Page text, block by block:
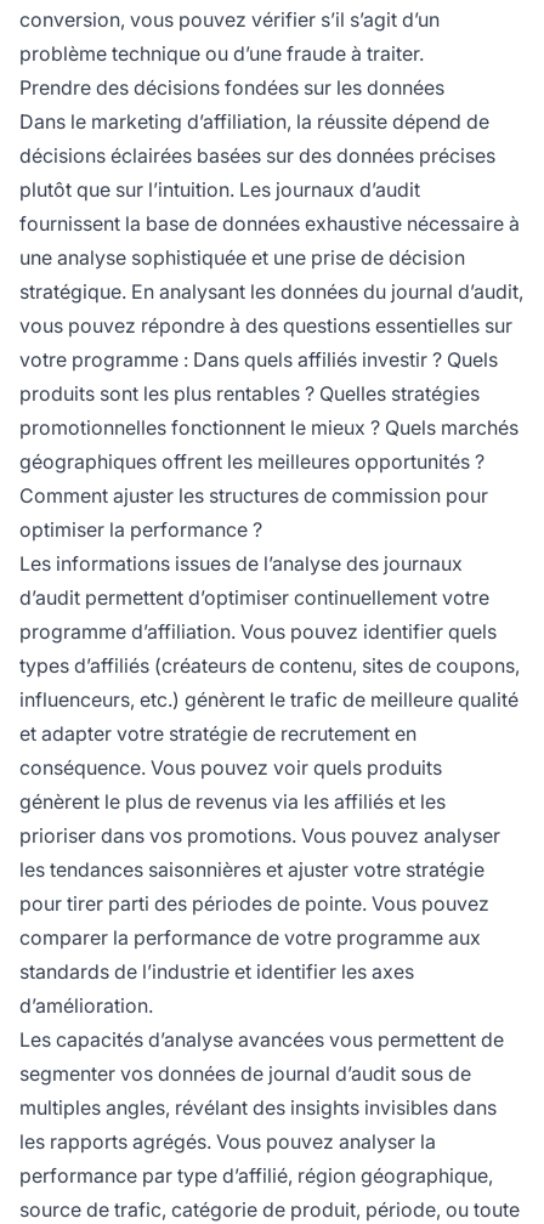
conversion, vous pouvez vérifier s’il s’agit d’un
problème technique ou d’une fraude à traiter.
Prendre des décisions fondées sur les données
Dans le marketing d’affiliation, la réussite dépend de
décisions éclairées basées sur des données précises
plutôt que sur l’intuition. Les journaux d’audit
fournissent la base de données exhaustive nécessaire à
une analyse sophistiquée et une prise de décision
stratégique. En analysant les données du journal d’audit,
vous pouvez répondre à des questions essentielles sur
votre programme : Dans quels affiliés investir ? Quels
produits sont les plus rentables ? Quelles stratégies
promotionnelles fonctionnent le mieux ? Quels marchés
géographiques offrent les meilleures opportunités ?
Comment ajuster les structures de commission pour
optimiser la performance ?
Les informations issues de l’analyse des journaux
d’audit permettent d’optimiser continuellement votre
programme d’affiliation. Vous pouvez identifier quels
types d’affiliés (créateurs de contenu, sites de coupons,
influenceurs, etc.) génèrent le trafic de meilleure qualité
et adapter votre stratégie de recrutement en
conséquence. Vous pouvez voir quels produits
génèrent le plus de revenus via les affiliés et les
prioriser dans vos promotions. Vous pouvez analyser
les tendances saisonnières et ajuster votre stratégie
pour tirer parti des périodes de pointe. Vous pouvez
comparer la performance de votre programme aux
standards de l’industrie et identifier les axes
d’amélioration.
Les capacités d’analyse avancées vous permettent de
segmenter vos données de journal d’audit sous de
multiples angles, révélant des insights invisibles dans
les rapports agrégés. Vous pouvez analyser la
performance par type d’affilié, région géographique,
source de trafic, catégorie de produit, période, ou toute